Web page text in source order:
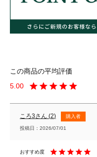
5.00
ころ3 2 購入者
投稿日 2026/07/01